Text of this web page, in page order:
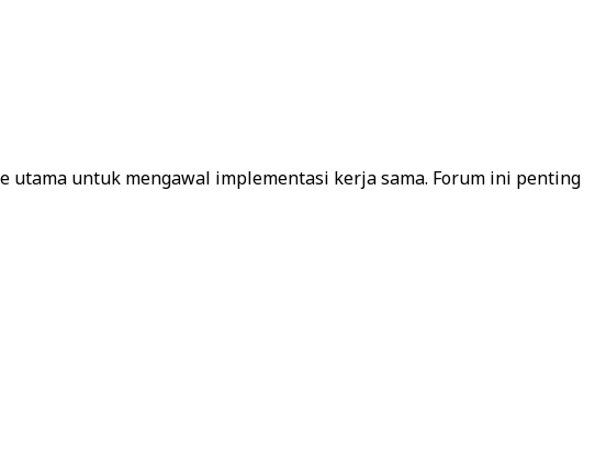
utama untuk mengawal implementasi kerja sama. Forum ini penting